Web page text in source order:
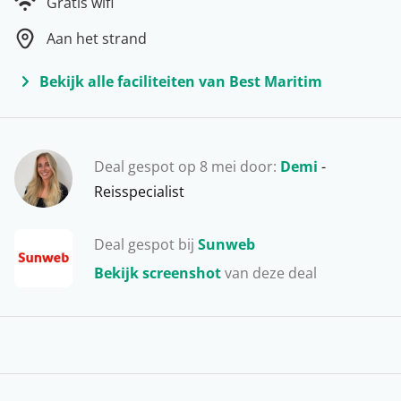
Deal gespot op 8 mei door: Demi -
Reisspecialist
Deal gespot bij Sunweb
Bekijk screenshotvan deze deal
Aan het strand
Bekijk alle faciliteiten van Best Maritim